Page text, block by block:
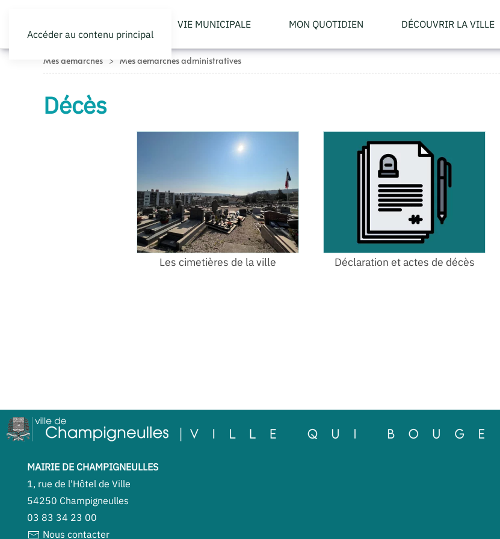
Accéder au contenu principal
VIE MUNICIPALE MON QUOTIDIEN DÉCOUVRIR LA VILLE
Mes démarches Mes démarches administratives
Décès
Les cimetières de la ville Déclaration et actes de décès
MAIRIE DE CHAMPIGNEULLES
1, rue de l'Hôtel de Ville
54250 Champigneulles
03 83 34 23 00
Nous contacter